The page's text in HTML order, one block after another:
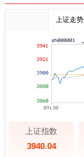
上证走势
上证指数
3940.04